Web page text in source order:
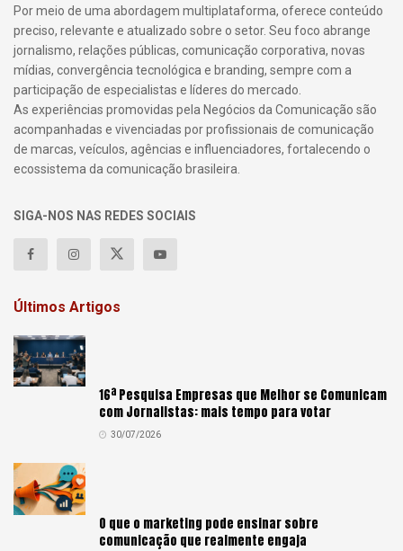
Por meio de uma abordagem multiplataforma, oferece conteúdo
preciso, relevante e atualizado sobre o setor. Seu foco abrange
jornalismo, relações públicas, comunicação corporativa, novas
mídias, convergência tecnológica e branding, sempre com a
participação de especialistas e líderes do mercado.
As experiências promovidas pela Negócios da Comunicação são
acompanhadas e vivenciadas por profissionais de comunicação
de marcas, veículos, agências e influenciadores, fortalecendo o
ecossistema da comunicação brasileira.
SIGA-NOS NAS REDES SOCIAIS
Últimos Artigos
16ª Pesquisa Empresas que Melhor se Comunicam
com Jornalistas: mais tempo para votar
30/07/2026
O que o marketing pode ensinar sobre
comunicação que realmente engaja